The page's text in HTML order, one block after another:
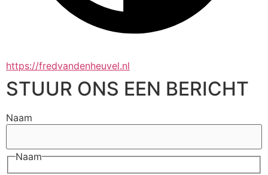
https://fredvandenheuvel.nl
STUUR ONS EEN BERICHT
Naam
Naam